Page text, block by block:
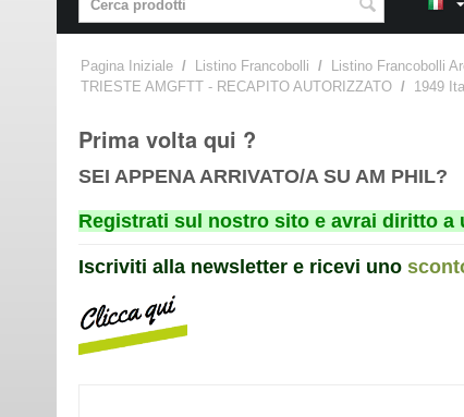
Pagina Iniziale / Listino Francobolli / Listino Francobolli
TRIESTE AMGFTT - RECAPITO AUTORIZZATO / 1949
Prima volta qui ?
SEI APPENA ARRIVATO/A SU AM PHIL?
Registrati sul nostro sito e avrai diritto a
Iscriviti alla newsletter e ricevi uno